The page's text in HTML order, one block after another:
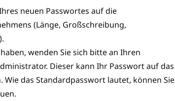
neuen Passwortes auf die
(Länge, Großschreibung,
wenden Sie sich bitte an Ihren
Dieser kann Ihr Passwort auf das
das Standardpasswort lautet, können Sie